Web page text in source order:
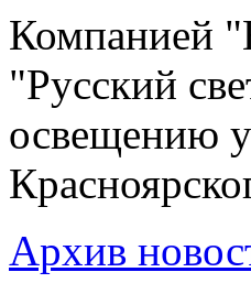
Компанией
"Русский
освещению
Архив